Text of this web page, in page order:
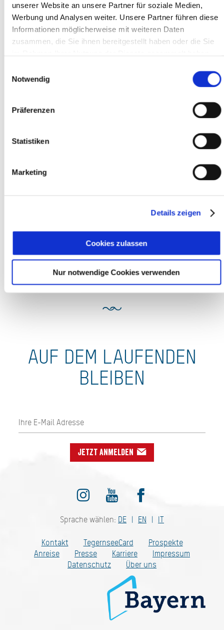
unserer Website an unsere Partner für soziale Medien,
Werbung und Analysen weiter. Unsere Partner führen diese
Informationen möglicherweise mit weiteren Daten
zusammen, die Sie ihnen bereitgestellt haben oder die Sie
unsere Webseite weiterhin nutzen.
Notwendig
Präferenzen
Statistiken
Marketing
Details zeigen
Cookies zulassen
Nur notwendige Cookies verwenden
Ihnen dabei, so rücksichtsvoll und umweltfreundlich wie
möglich draußen unterwegs zu sein.
Mehr zu diesem Thema finden Sie in unserer
WEITERE HILFREICHE
INFORMATIONEN ZU DEN
SCHUTZGEBIETEN
Infotafeln an den Tourenausgangspunkten
Tourenführer mit dem DAV-Gütesiegel „Natürlich auf
AUF DEM LAUFENDEN
BLEIBEN
Jetzt anmelden
Sprache wählen: DE EN IT
Kontakt TegernseeCard
Prospekte
Anreise
Presse Karriere
Impressum
Datenschutz
Über uns